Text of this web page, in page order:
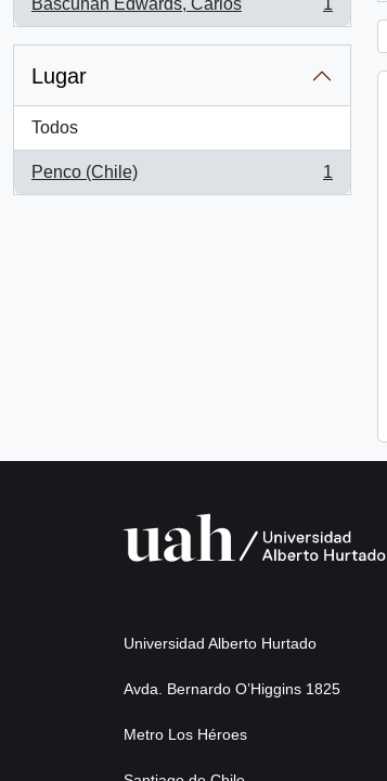
Bascuñan Edwards, Carlos
, 1 resultados
1
Lugar
Todos
Penco (Chile)
, 1 resultados
1
Universidad Alberto Hurtado
Avda. Bernardo O’Higgins 1825
Metro Los Héroes